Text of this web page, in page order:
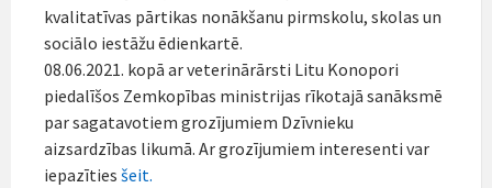
kvalitatīvas pārtikas nonākšanu pirmskolu, skolas un
sociālo iestāžu ēdienkartē.
08.06.2021. kopā ar veterinārārsti Litu Konopori
piedalīšos Zemkopības ministrijas rīkotajā sanāksmē
par sagatavotiem grozījumiem Dzīvnieku
aizsardzības likumā. Ar grozījumiem interesenti var
iepazīties šeit.